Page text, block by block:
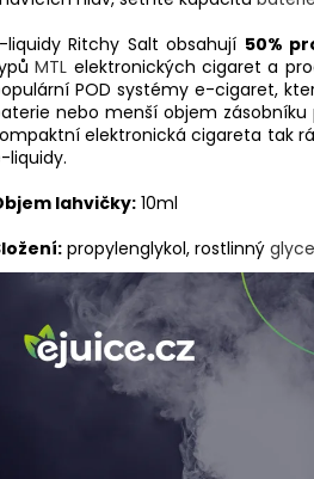
liquidy Ritchy Salt obsahují 50%
MTL elektronických cigaret a
POD systémy e-cigaret,
nebo menší objem zásobníku
elektronická cigareta tak
liquidy.
lahvičky: 10ml
propylenglykol, rostlinný